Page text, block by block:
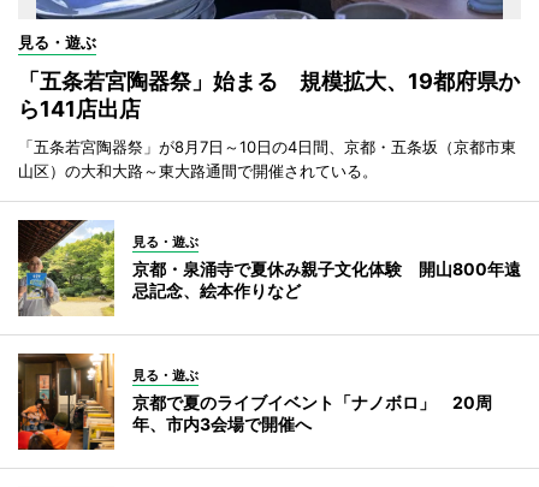
見る・遊ぶ
「五条若宮陶器祭」始まる 規模拡大、19都府県か
ら141店出店
「五条若宮陶器祭」が8月7日～10日の4日間、京都・五条坂（京都市東
山区）の大和大路～東大路通間で開催されている。
見る・遊ぶ
京都・泉涌寺で夏休み親子文化体験 開山800年遠
忌記念、絵本作りなど
見る・遊ぶ
京都で夏のライブイベント「ナノボロ」 20周
年、市内3会場で開催へ